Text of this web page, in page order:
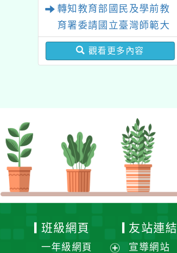
轉知教育部國民及學前教
育署委請國立臺灣師範大
學辦理「114至115年度
健康促進學校輔導計畫師
觀看更多內容
班級網頁
一年級網頁
友站連結
宣導網站